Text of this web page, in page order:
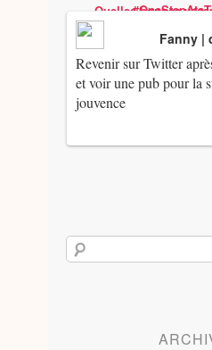
Revenir sur Twitter
et voir une pub pour la
jouvence
Fanny |